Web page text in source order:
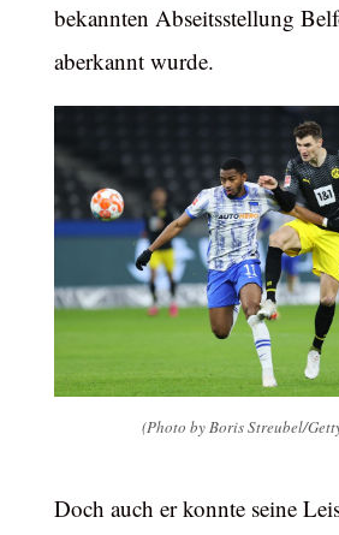
bekannten Abseitsstellung
aberkannt wurde.
(Photo by Boris Streubel/
Doch auch er konnte seine